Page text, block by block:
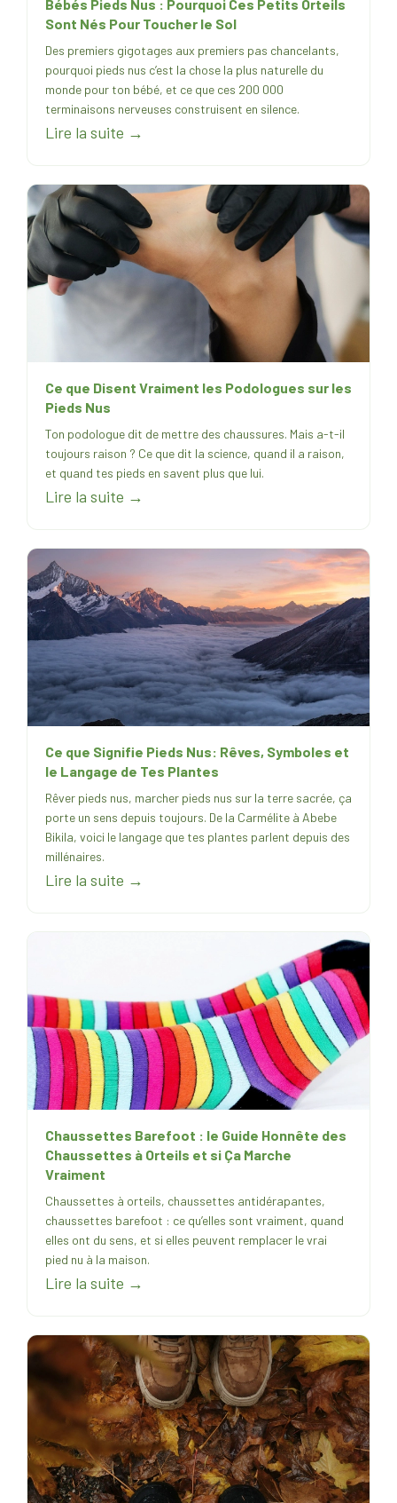
Bébés Pieds Nus : Pourquoi Ces Petits Orteils
Sont Nés Pour Toucher le Sol
Des premiers gigotages aux premiers pas chancelants,
pourquoi pieds nus c’est la chose la plus naturelle du
monde pour ton bébé, et ce que ces 200 000
terminaisons nerveuses construisent en silence.
Lire la suite →
Ce que Disent Vraiment les Podologues sur les
Pieds Nus
Ton podologue dit de mettre des chaussures. Mais a-t-il
toujours raison ? Ce que dit la science, quand il a raison,
et quand tes pieds en savent plus que lui.
Lire la suite →
Ce que Signifie Pieds Nus: Rêves, Symboles et
le Langage de Tes Plantes
Rêver pieds nus, marcher pieds nus sur la terre sacrée, ça
porte un sens depuis toujours. De la Carmélite à Abebe
Bikila, voici le langage que tes plantes parlent depuis des
millénaires.
Lire la suite →
Chaussettes Barefoot : le Guide Honnête des
Chaussettes à Orteils et si Ça Marche
Vraiment
Chaussettes à orteils, chaussettes antidérapantes,
chaussettes barefoot : ce qu’elles sont vraiment, quand
elles ont du sens, et si elles peuvent remplacer le vrai
pied nu à la maison.
Lire la suite →